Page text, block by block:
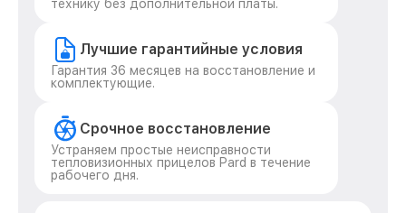
технику без дополнительной платы.
Лучшие гарантийные условия
Гарантия 36 месяцев на восстановление и
комплектующие.
Срочное восстановление
Устраняем простые неисправности
тепловизионных прицелов Pard в течение
рабочего дня.